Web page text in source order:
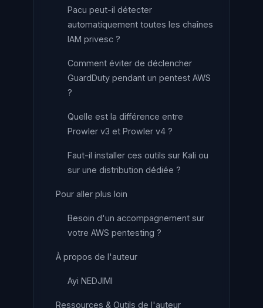
Pacu peut-il détecter
automatiquement toutes les chaînes
IAM privesc ?
Comment éviter de déclencher
GuardDuty pendant un pentest AWS
?
Quelle est la différence entre
Prowler v3 et Prowler v4 ?
Faut-il installer ces outils sur Kali ou
sur une distribution dédiée ?
Pour aller plus loin
Besoin d'un accompagnement sur
votre AWS pentesting ?
À propos de l'auteur
Ayi NEDJIMI
Ressources & Outils de l'auteur